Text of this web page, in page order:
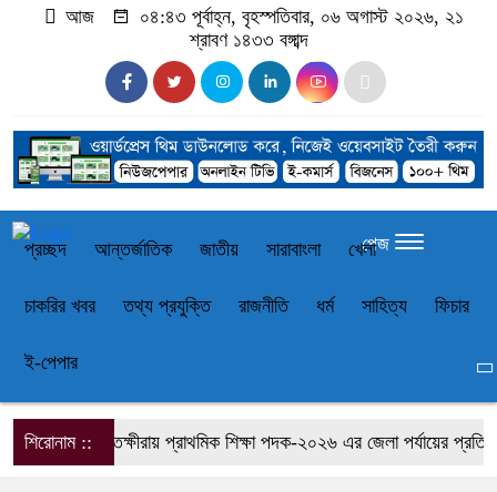
আজ
০৪:৪৩ পূর্বাহ্ন, বৃহস্পতিবার, ০৬ অগাস্ট ২০২৬, ২১
শ্রাবণ ১৪৩৩ বঙ্গাব্দ
প্রচ্ছদ আন্তর্জাতিক জাতীয় সারাবাংলা খেলা
চাকরির খবর তথ্য প্রযুক্তি রাজনীতি ধর্ম সাহিত্য ফিচার
ই-পেপার
পেজ
শিরোনাম ::সাতক্ষীরায় প্রাথমিক শিক্ষা পদক-২০২৬ এর জেলা পর্যায়ের